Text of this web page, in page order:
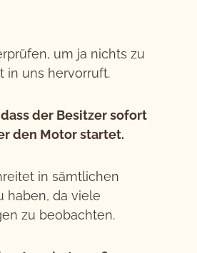
um ja nichts zu
in uns hervorruft.
der Besitzer sofort
den Motor startet.
in sämtlichen
haben, da viele
zu beobachten.